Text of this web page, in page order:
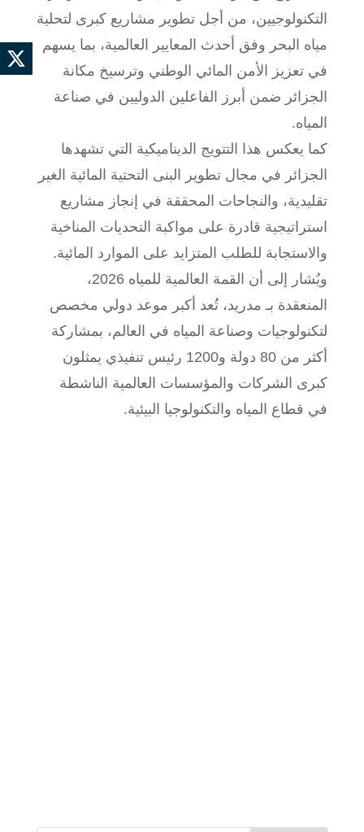
التكنولوجيين، من أجل تطوير مشاريع كبرى لتحلية
مياه البحر وفق أحدث المعايير العالمية، بما يسهم
في تعزيز الأمن المائي الوطني وترسيخ مكانة
الجزائر ضمن أبرز الفاعلين الدوليين في صناعة
المياه.
كما يعكس هذا التتويج الديناميكية التي تشهدها
الجزائر في مجال تطوير البنى التحتية المائية الغير
تقليدية، والنجاحات المحققة في إنجاز مشاريع
استراتيجية قادرة على مواكبة التحديات المناخية
والاستجابة للطلب المتزايد على الموارد المائية.
ويُشار إلى أن القمة العالمية للمياه 2026،
المنعقدة بـ مدريد، تُعد أكبر موعد دولي مخصص
لتكنولوجيات وصناعة المياه في العالم، بمشاركة
أكثر من 80 دولة و1200 رئيس تنفيذي يمثلون
كبرى الشركات والمؤسسات العالمية الناشطة
في قطاع المياه والتكنولوجيا البيئية.